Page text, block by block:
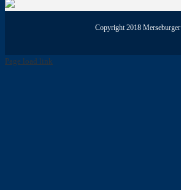
Copyright 2018 Merseburger
Page load link